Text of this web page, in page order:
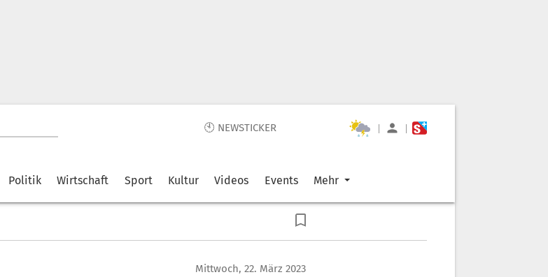
🕙 NEWSTICKER | |
Politik Wirtschaft Sport Kultur Videos Events Mehr
Mittwoch, 22. März 2023